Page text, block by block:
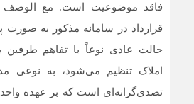
فاقد موضوعیت است. مع الوصف
قرارداد در سامانه مذکور به صورت
حالت عادی نوعاً با تفاهم طرفین
املاک تنظیم می‌شود، به نوعی
تصدی‌گرانه‌ای است که بر عهده